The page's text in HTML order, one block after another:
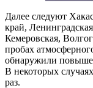
Далее следуют
край,
Кемеровская,
пробах
обнаружили
В некоторых
раз.